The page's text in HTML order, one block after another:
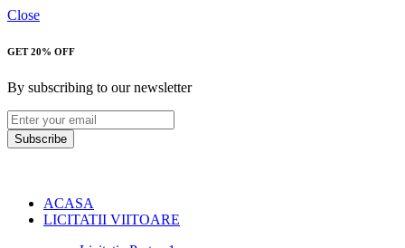
Close
GET 20% OFF
By subscribing to our newsletter
Subscribe
ACASA
LICITATII VIITOARE